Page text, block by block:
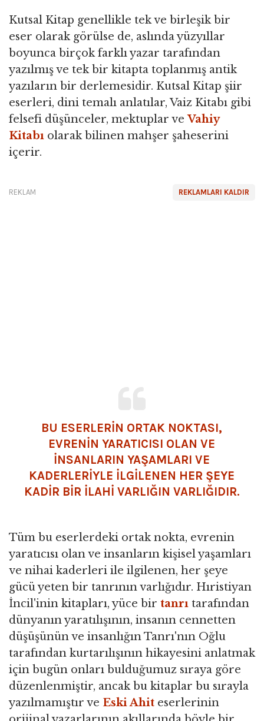
Kutsal Kitap genellikle tek ve birleşik bir
eser olarak görülse de, aslında yüzyıllar
boyunca birçok farklı yazar tarafından
yazılmış ve tek bir kitapta toplanmış antik
yazıların bir derlemesidir. Kutsal Kitap şiir
eserleri, dini temalı anlatılar, Vaiz Kitabı gibi
felsefi düşünceler, mektuplar veVahiy
Kitabı olarak bilinen mahşer şaheserini
içerir.
REKLAMLARI KALDIR
REKLAM
BU ESERLERİN ORTAK NOKTASI,
EVRENİN YARATICISI OLAN VE
İNSANLARIN YAŞAMLARI VE
KADERLERİYLE İLGİLENEN HER ŞEYE
KADİR BİR İLAHİ VARLIĞIN VARLIĞIDIR.
Tüm bu eserlerdeki ortak nokta, evrenin
yaratıcısı olan ve insanların kişisel yaşamları
ve nihai kaderleri ile ilgilenen, her şeye
gücü yeten bir tanrının varlığıdır. Hıristiyan
İncil'inin kitapları, yüce bir tanrı tarafından
dünyanın yaratılışının, insanın cennetten
düşüşünün ve insanlığın Tanrı'nın Oğlu
tarafından kurtarılışının hikayesini anlatmak
için bugün onları bulduğumuz sıraya göre
düzenlenmiştir, ancak bu kitaplar bu sırayla
yazılmamıştır ve Eski Ahit eserlerinin